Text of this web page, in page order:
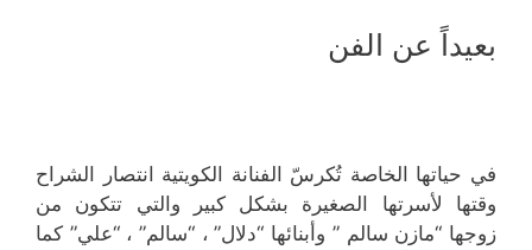
بعيداً عن الفن
في حياتها الخاصة تُكرسّ الفنانة الكويتية انتصار الشراح
وقتها لأسرتها الصغيرة بشكل كبير والتي تتكون من
زوجها “مازن سالم ” وأبنائها “دلال” ، “سالم” ، “علي” كما